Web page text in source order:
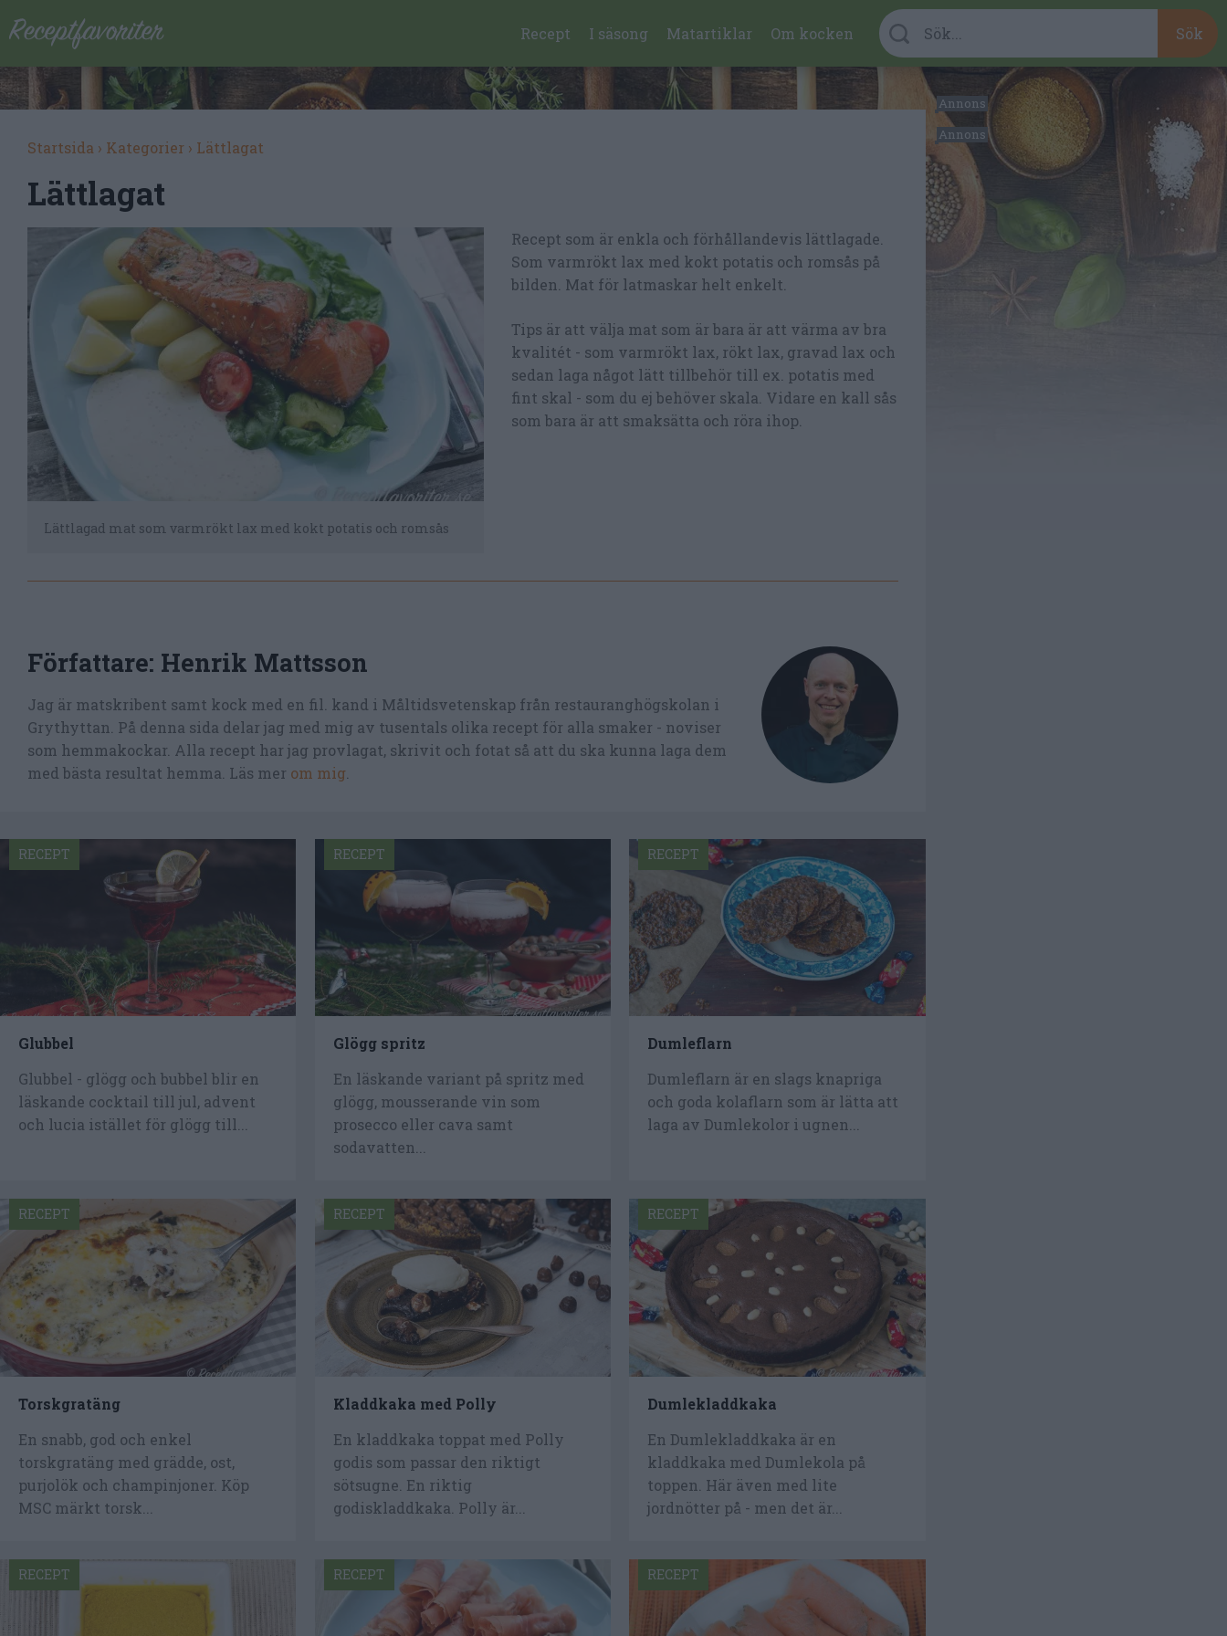
Recept I säsong Matartiklar Om kocken
Startsida › Kategorier › Lättlagat
Lättlagat
Lättlagad mat som varmrökt lax med kokt potatis och romsås
Recept som är enkla och förhållandevis lättlagade.
Som varmrökt lax med kokt potatis och romsås på
bilden. Mat för latmaskar helt enkelt.
Tips är att välja mat som är bara är att värma av bra
kvalitét - som varmrökt lax, rökt lax, gravad lax och
sedan laga något lätt tillbehör till ex. potatis med
fint skal - som du ej behöver skala. Vidare en kall sås
som bara är att smaksätta och röra ihop.
Författare: Henrik Mattsson
Jag är matskribent samt kock med en fil. kand i Måltidsvetenskap från restauranghögskolan i
Grythyttan. På denna sida delar jag med mig av tusentals olika recept för alla smaker - noviser
som hemmakockar. Alla recept har jag provlagat, skrivit och fotat så att du ska kunna laga dem
med bästa resultat hemma. Läs mer om mig
Glubbel
Glubbel - glögg och bubbel blir en
läskande cocktail till jul, advent
och lucia istället för glögg till...
RECEPT
Glögg spritz
En läskande variant på spritz med
glögg, mousserande vin som
prosecco eller cava samt
sodavatten...
RECEPT
Dumleflarn
Dumleflarn är en slags knapriga
och goda kolaflarn som är lätta att
laga av Dumlekolor i ugnen...
RECEPT
Torskgratäng
En snabb, god och enkel
torskgratäng med grädde, ost,
purjolök och champinjoner. Köp
MSC märkt torsk...
RECEPT
Kladdkaka med Polly
En kladdkaka toppat med Polly
godis som passar den riktigt
sötsugne. En riktig
godiskladdkaka. Polly är...
RECEPT
Dumlekladdkaka
En Dumlekladdkaka är en
kladdkaka med Dumlekola på
toppen. Här även med lite
jordnötter på - men det är...
RECEPT
RECEPT RECEPT RECEPT